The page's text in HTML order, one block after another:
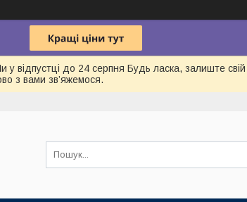
у відпустці до 24 серпня Будь ласка, залиште
з вами зв’яжемося.